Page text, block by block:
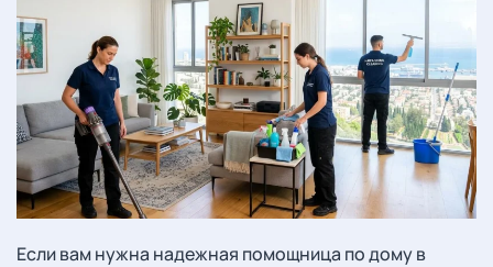
Если вам нужна надежная помощница по дому в